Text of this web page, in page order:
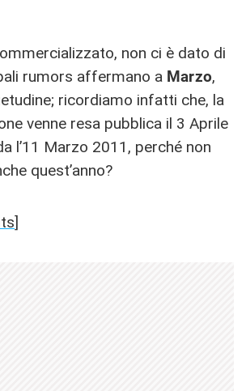
non ci è dato di
rumors affermano a Marzo,
ricordiamo infatti che, la
venne resa pubblica il 3 Aprile
l’11 Marzo 2011, perché non
quest’anno?
]